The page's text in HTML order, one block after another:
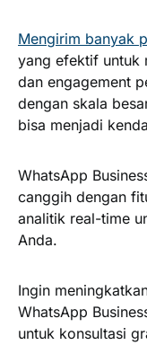
Mengirim banyak
yang efektif untuk
dan engagement
dengan skala
bisa menjadi
WhatsApp
canggih dengan
analitik real-time
Anda.
Ingin
WhatsApp
untuk konsultasi